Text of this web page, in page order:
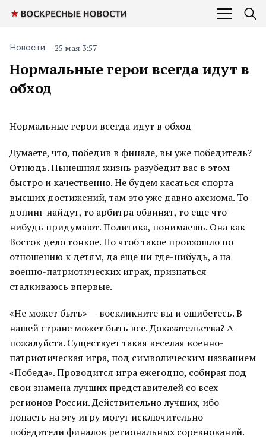
Нормальные герои всегда идут в
обход
Новости 25 мая 3:57
Нормальные герои всегда идут в обход
Думаете, что, победив в финале, вы уже победитель?
Отнюдь. Нынешняя жизнь разубедит вас в этом
быстро и качественно. Не будем касаться спорта
высших достижений, там это уже давно аксиома. То
допинг найдут, то арбитра обвинят, то еще что-
нибудь придумают. Политика, понимаешь. Она как
Восток дело тонкое. Но чтоб такое произошло по
отношению к детям, да еще ни где-нибудь, а на
военно-патриотических играх, признаться
сталкиваюсь впервые.
«Не может быть» — воскликните вы и ошибетесь. В
нашей стране может быть все. Доказательства? А
пожалуйста. Существует такая веселая военно-
патриотическая игра, под символическим названием
«Победа». Проводится игра ежегодно, собирая под
свои знамена лучших представителей со всех
регионов России. Действительно лучших, ибо
попасть на эту игру могут исключительно
победители финалов региональных соревнований.